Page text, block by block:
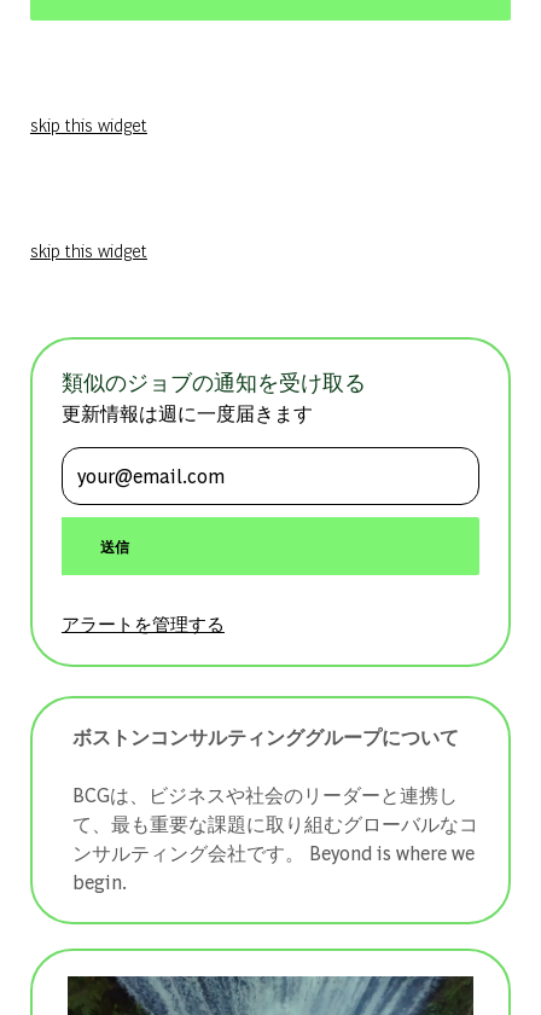
skip this widget
skip this widget
類似のジョブの通知を受け取る
更新情報は週に一度届きます
メールアドレスを入力 (必須)
送信
アラートを管理する
ボストンコンサルティンググループについて
BCGは、ビジネスや社会のリーダーと連携し
て、最も重要な課題に取り組むグローバルなコ
ンサルティング会社です。 ​​​​​​​Beyond is where we
begin.